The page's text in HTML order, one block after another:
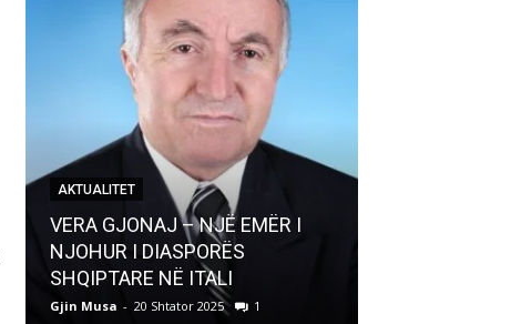
AKTUALITET
VERA GJONAJ – NJË EMËR I
NJOHUR I DIASPORËS
SHQIPTARE NË ITALI
Gjin Musa - 20 Shtator 2025 1